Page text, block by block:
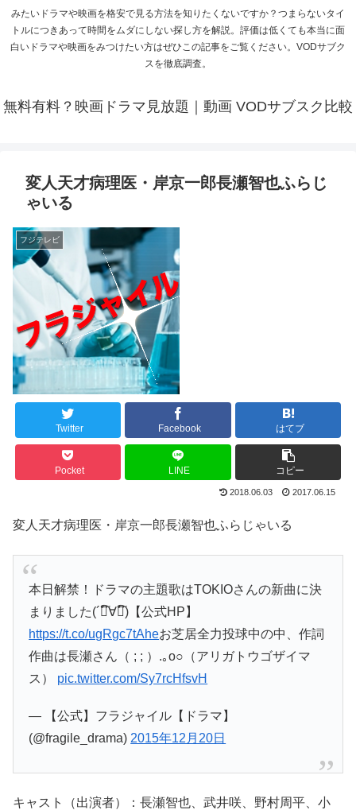
みたいドラマや映画を格安で見る方法を知りたくないですか？つまらないタイ
トルにつきあって時間をムダにしない探し方を解説。評価は低くても本当に面
白いドラマや映画をみつけたい方はぜひこの記事をご覧ください。VODサブク
スを徹底調査。
無料有料？映画ドラマ見放題｜動画 VODサブスク比較
変人天才病理医・岸京一郎長瀬智也ふらじ
ゃいる
フジテレビ
Twitter Facebook はてブ
Pocket LINE コピー
2018.06.03 2017.06.15
変人天才病理医・岸京一郎長瀬智也ふらじゃいる
本日解禁！ドラマの主題歌はTOKIOさんの新曲に決
まりました(´❝᷀ົ∀❝᷀ົ)【公式HP】
https://t.co/ugRgc7tAheお芝居全力投球中の中、作詞
作曲は長瀬さん（ ; ; ）.｡o○（アリガトウゴザイマ
ス） pic.twitter.com/Sy7rcHfsvH
— 【公式】フラジャイル【ドラマ】
(@fragile_drama) 2015年12月20日
キャスト（出演者）：長瀬智也、武井咲、野村周平、小